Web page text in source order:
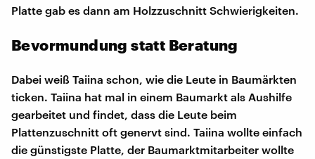
Platte gab es dann am Holzzuschnitt Schwierigkeiten.
Bevormundung statt Beratung
Dabei weiß Taiina schon, wie die Leute in Baumärkten
ticken. Taiina hat mal in einem Baumarkt als Aushilfe
gearbeitet und findet, dass die Leute beim
Plattenzuschnitt oft genervt sind. Taiina wollte einfach
die günstigste Platte, der Baumarktmitarbeiter wollte